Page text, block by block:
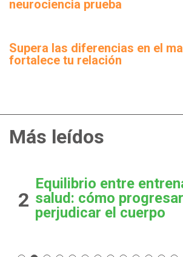
neurociencia prueba
Supera las diferencias en el
fortalece tu relación
Más leídos
2
Equilibrio entre
salud: cómo
perjudicar el cuerpo